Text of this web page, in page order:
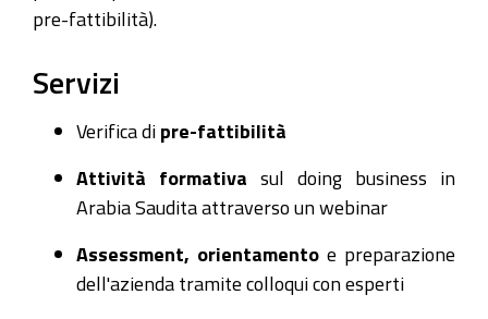
pre-fattibilità).
Servizi
Verifica di pre-fattibilità
Attività formativa sul doing business in
Arabia Saudita attraverso un webinar
Assessment, orientamento e preparazione
dell'azienda tramite colloqui con esperti